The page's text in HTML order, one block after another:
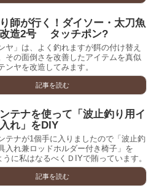
師が行く！ダイソー・太刀魚
改造2号 タッチポン?
ヤ」は、よく釣れますが餌の付け替え
その面倒さを改善したアイテムを真似
ンヤを改造してみます。
記事を読む
テナを使って「波止釣り用イ
れ」をDIY
テナが1個手に入りましたので「波止釣
入れ兼ロッドホルダー付き椅子」を
うに私はなるべくＤIYで賄っています。
記事を読む